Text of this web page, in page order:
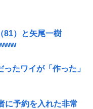
81）と矢尾一樹
ったワイが「作った」
に予約を入れた非常